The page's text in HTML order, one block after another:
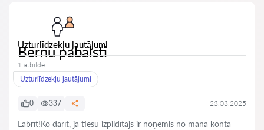
Uzturlīdzekļu jautājumi
Bērnu pabalsti
1 atbilde
Uzturlīdzekļu jautājumi
0 337 23.03.2025
Labrīt!Ko darīt, ja tiesu izpildītājs ir noņēmis no mana konta